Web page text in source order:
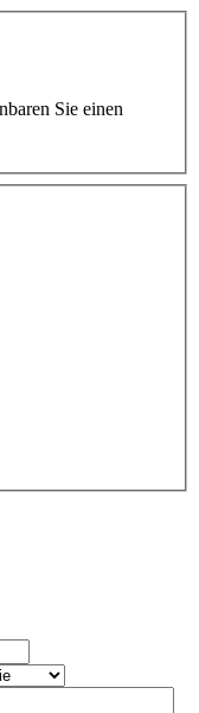
Sie einen